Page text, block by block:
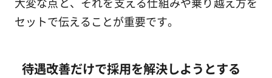
セットで伝えることが重要です。
待遇改善だけで採用を解決しようとする